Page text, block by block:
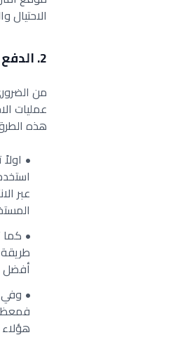
الاحتيال
2. الدفع بطرق سليمة وامنة
من
عمليات
هذه
عبر
كما
أفضل
وفي